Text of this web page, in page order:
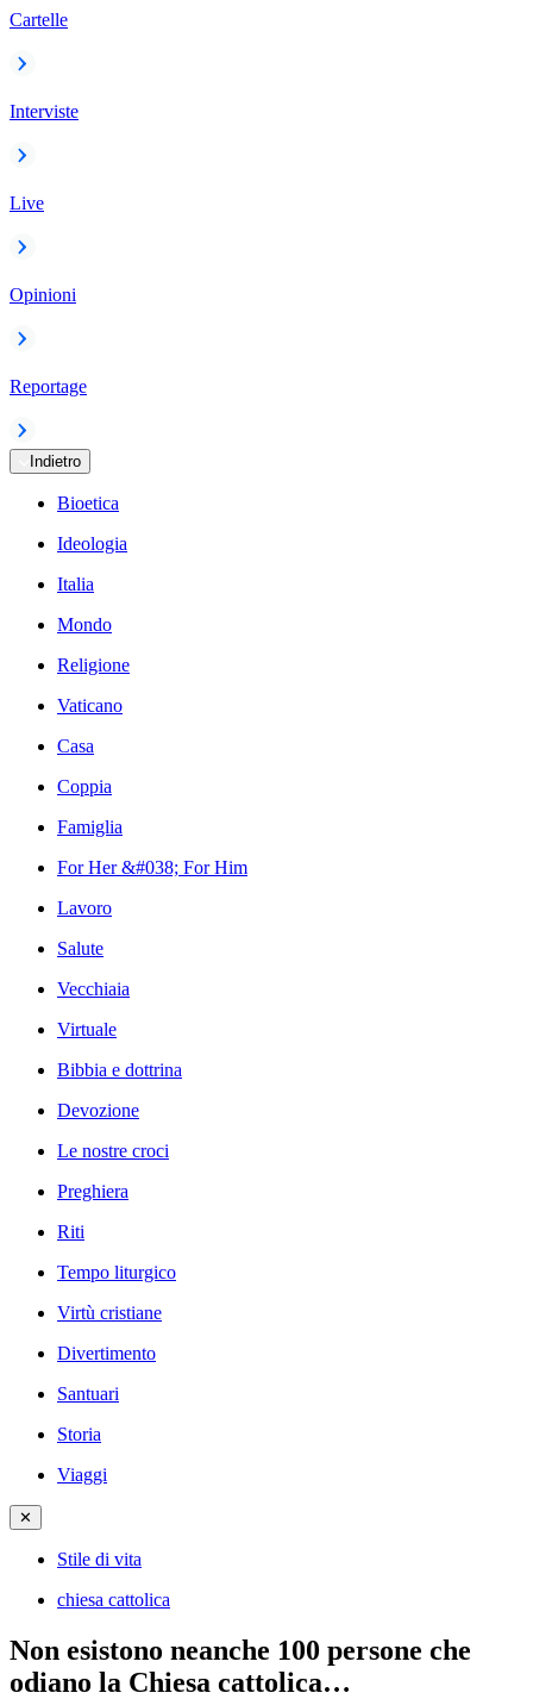
Cartelle
Interviste
Live
Opinioni
Reportage
Indietro
Bioetica
Ideologia
Italia
Mondo
Religione
Vaticano
Casa
Coppia
Famiglia
For Her &#038; For Him
Lavoro
Salute
Vecchiaia
Virtuale
Bibbia e dottrina
Devozione
Le nostre croci
Preghiera
Riti
Tempo liturgico
Virtù cristiane
Divertimento
Santuari
Storia
Viaggi
✕
Stile di vita
chiesa cattolica
Non esistono neanche 100 persone che
odiano la Chiesa cattolica…